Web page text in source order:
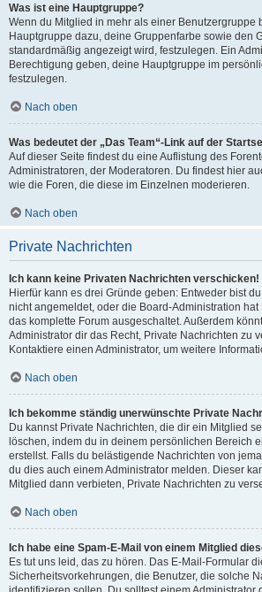
Was ist eine Hauptgruppe?
Wenn du Mitglied in mehr als einer Benutzergruppe
Hauptgruppe dazu, deine Gruppenfarbe sowie den
standardmäßig angezeigt wird, festzulegen. Ein
Berechtigung geben, deine Hauptgruppe im
festzulegen.
Nach oben
Was bedeutet der „Das Team“-Link auf der
Auf dieser Seite findest du eine Auflistung des
Administratoren, der Moderatoren. Du findest hier
wie die Foren, die diese im Einzelnen moderieren.
Nach oben
Private Nachrichten
Ich kann keine Privaten Nachrichten verschicken!
Hierfür kann es drei Gründe geben: Entweder bist
nicht angemeldet, oder die Board-Administration
das komplette Forum ausgeschaltet. Außerdem
Administrator dir das Recht, Private Nachrichten zu
Kontaktiere einen Administrator, um weitere
Nach oben
Ich bekomme ständig unerwünschte Private
Du kannst Private Nachrichten, die dir ein Mitglied
löschen, indem du in deinem persönlichen Bereich
erstellst. Falls du belästigende Nachrichten von
du dies auch einem Administrator melden. Dieser
Mitglied dann verbieten, Private Nachrichten zu
Nach oben
Ich habe eine Spam-E-Mail von einem Mitglied
Es tut uns leid, das zu hören. Das E-Mail-Formular
Sicherheitsvorkehrungen, die Benutzer, die solche